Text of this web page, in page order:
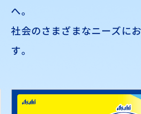
へ。
社会のさまざまなニーズに
す。